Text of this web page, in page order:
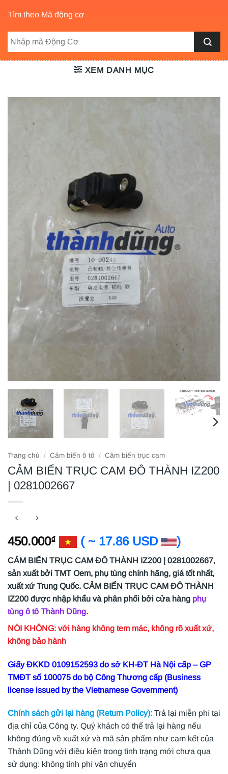
Tìm theo Mã động cơ
XEM DANH MỤC
Trang chủ / Cảm biến ô tô / Cảm biến trục cam
CẢM BIẾN TRỤC CAM ĐÔ THÀNH IZ200
| 0281002667
450.000₫ ( ~ 17.86 USD )
CẢM BIẾN TRỤC CAM ĐÔ THÀNH IZ200 | 0281002667,
sản xuất bởi TMT Oem, phụ tùng chính hãng, giá tốt nhất,
xuất xứ Trung Quốc. CẢM BIẾN TRỤC CAM ĐÔ THÀNH
IZ200 được nhập khẩu và phân phối bởi cửa hàng phụ
tùng ô tô Thành Dũng.
NÓI KHÔNG: với hàng không tem mác, không rõ xuất xứ,
không bảo hành
Giấy ĐKKD 0109152593 do sở KH-ĐT Hà Nội cấp – GP
TMĐT số 100075 do bộ Công Thương cấp (Business
license issued by the Vietnamese Government)
Chính sách gửi lại hàng (Return Policy): Trả lại miễn phí tại
địa chỉ của Công ty. Quý khách có thể trả lại hàng nếu
không đúng về xuất xứ và mã sản phẩm như cam kết của
Thành Dũng với điều kiện trong tình trạng mới chưa qua
sử dụng: không tính phí vận chuyển